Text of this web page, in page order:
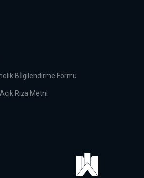
Bİlgilendirme Formu
Rıza Metni